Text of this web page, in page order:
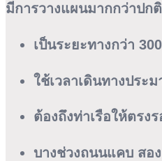
มีการวางแผนมากกว่าปก
เป็นระยะทางกว่า
ใช้เวลาเดินทางประ
ต้องถึงท่าเรือให้ตรงร
บางช่วงถนนแคบ สอ